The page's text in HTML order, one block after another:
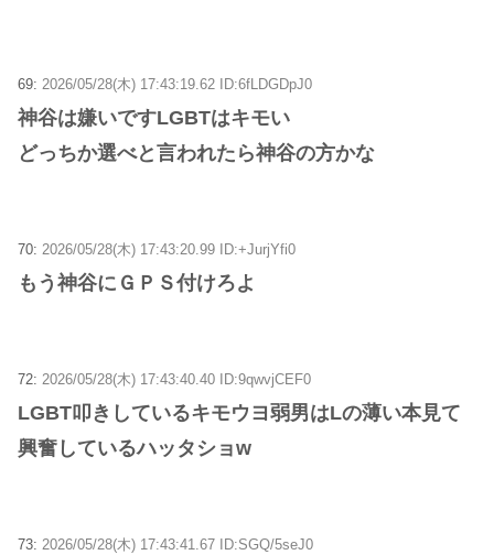
69: 2026/05/28(木) 17:43:19.62 ID:6fLDGDpJ0
神谷は嫌いですLGBTはキモい
どっちか選べと言われたら神谷の方かな
70: 2026/05/28(木) 17:43:20.99 ID:+JurjYfi0
もう神谷にＧＰＳ付けろよ
72: 2026/05/28(木) 17:43:40.40 ID:9qwvjCEF0
LGBT叩きしているキモウヨ弱男はLの薄い本見て
興奮しているハッタショw
73: 2026/05/28(木) 17:43:41.67 ID:SGQ/5seJ0